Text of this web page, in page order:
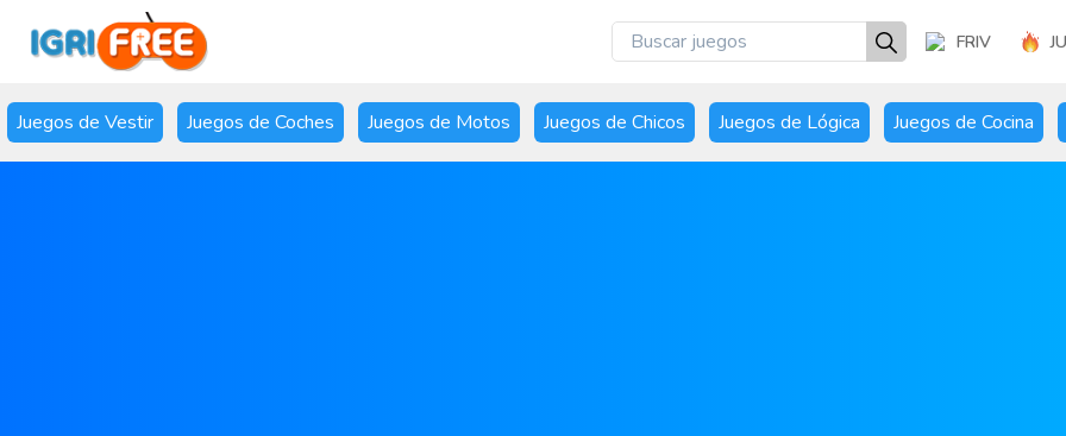
FRIV
Juegos de Vestir Juegos de Coches Juegos de Motos Juegos de Chicos Juegos de Lógica Juegos de Cocina